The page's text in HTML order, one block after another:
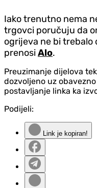
Iako trenutno nema
trgovci poručuju da
ogrijeva ne bi
prenosiAlo.
Preuzimanje dijelova
dozvoljeno uz
postavljanje linka ka
Podijeli:
Link je kopiran!